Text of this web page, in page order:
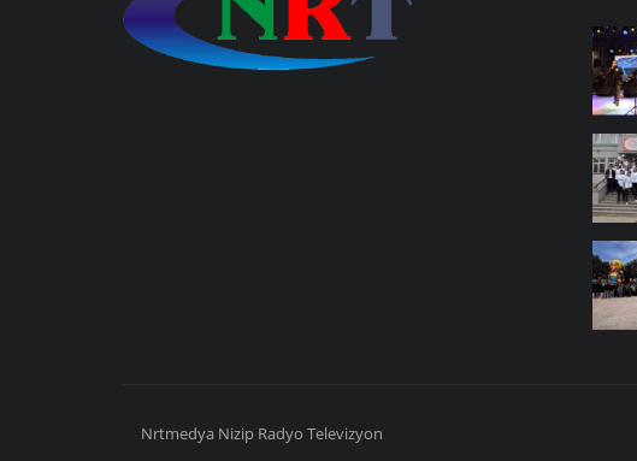
Nrtmedya Nizip Radyo Televizyon